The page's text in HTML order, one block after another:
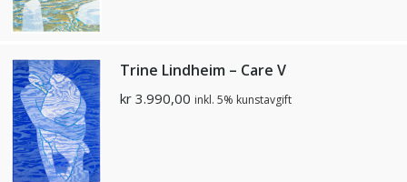
Trine Lindheim – Care V
kr 3.990,00 inkl. 5% kunstavgift